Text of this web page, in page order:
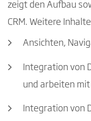
zeigt den Aufbau
CRM. Weitere
Ansichten,
Integration von
und arbeiten
Integration von